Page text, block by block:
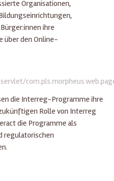
Organisationen,
ihre
über den Online-
die Interreg-Programme ihre
Rolle von Interreg
die Programme als
regulatorischen